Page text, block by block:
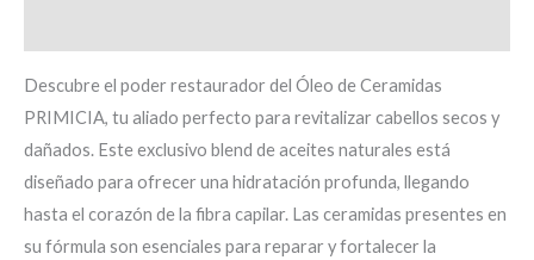
Descubre el poder restaurador del Óleo de Ceramidas
PRIMICIA, tu aliado perfecto para revitalizar cabellos secos y
dañados. Este exclusivo blend de aceites naturales está
diseñado para ofrecer una hidratación profunda, llegando
hasta el corazón de la fibra capilar. Las ceramidas presentes en
su fórmula son esenciales para reparar y fortalecer la